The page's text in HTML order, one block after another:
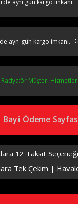
aks
Bayii Ödeme
12 Taksit
Tek Çekim |